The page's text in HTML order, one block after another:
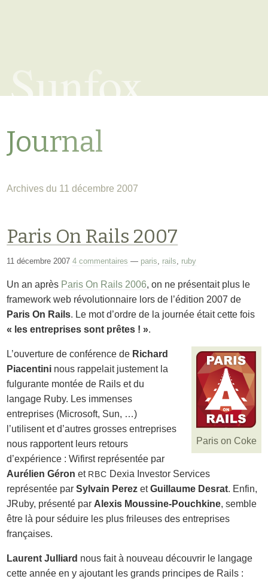
Sunfox
Journal
Archives du 11 décembre 2007
Paris On Rails 2007
11 décembre 20074 commentaires — paris rails ruby
Un an après Paris On Rails 2006, on ne présentait plus le
framework web révolutionnaire lors de l’édition 2007 de
Paris On Rails. Le mot d’ordre de la journée était cette fois
« les entreprises sont prêtes ! ».
Paris on Coke
L’ouverture de conférence de Richard
Piacentini nous rappelait justement la
fulgurante montée de Rails et du
langage Ruby. Les immenses
entreprises (Microsoft, Sun, …)
l’utilisent et d’autres grosses entreprises
nous rapportent leurs retours
d’expérience : Wifirst représentée par
Aurélien Géron et RBC Dexia Investor Services
représentée parSylvain Perez etGuillaume Desrat. Enfin,
JRuby, présenté par Alexis Moussine-Pouchkine, semble
être là pour séduire les plus frileuses des entreprises
françaises.
Laurent Julliard nous fait à nouveau découvrir le langage
cette année en y ajoutant les grands principes de Rails :